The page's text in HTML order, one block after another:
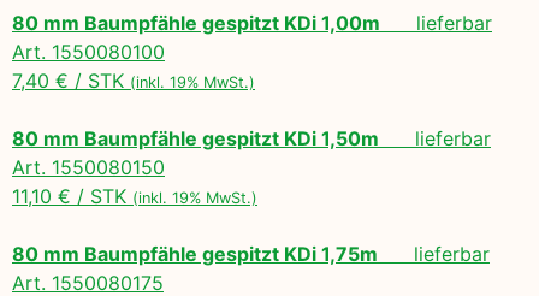
80 mm Baumpfähle gespitzt KDi 1,00m lieferbar
Art. 1550080100
7,40 € / STK (inkl. 19% MwSt.)
80 mm Baumpfähle gespitzt KDi 1,50m lieferbar
Art. 1550080150
11,10 € / STK (inkl. 19% MwSt.)
80 mm Baumpfähle gespitzt KDi 1,75m lieferbar
Art. 1550080175